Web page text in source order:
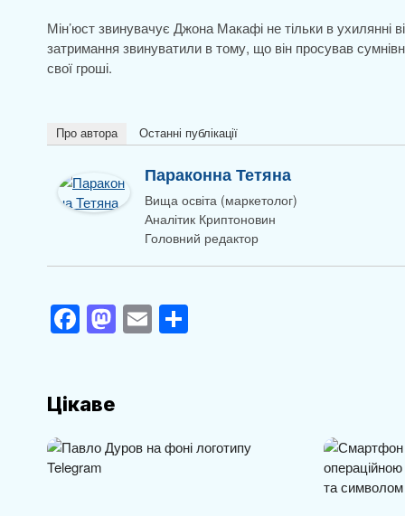
Мін’юст звинувачує Джона Макафі не тільки в ухилянні
затримання звинуватили в тому, що він просував
свої гроші.
Про автора Останні публікації
Параконна Тетяна
Вища освіта (маркетолог)
Аналітик Криптоновин
Головний редактор
F
a
e
b
o
M
a
d
o
E
m
и
т
Цікаве